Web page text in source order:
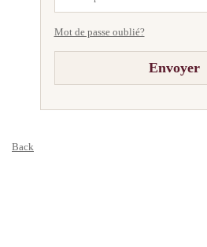
Mot de passe oublié?
Back